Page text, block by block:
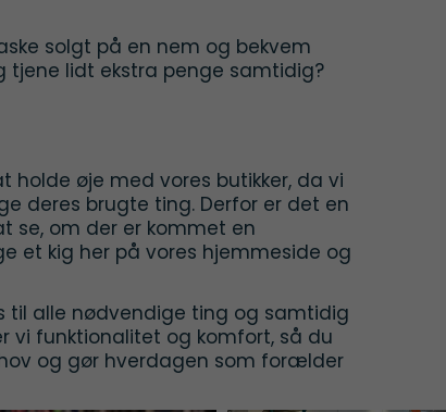
solgt på en nem og bekvem
tjene lidt ekstra penge samtidig?
øje med vores butikker, da vi
deres brugte ting. Derfor er det en
se, om der er kommet en
et kig her på vores hjemmeside og
til alle nødvendige ting og samtidig
vi funktionalitet og komfort, så du
og gør hverdagen som forælder